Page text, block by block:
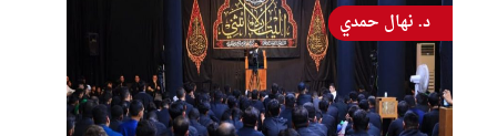
د. نهال حمدي